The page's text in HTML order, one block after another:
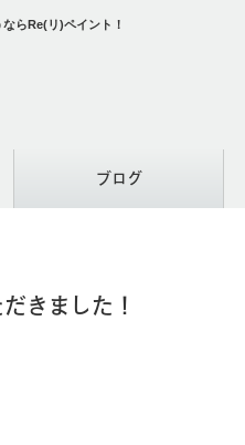
らRe(リ)ペイント！
ブログ
きました！